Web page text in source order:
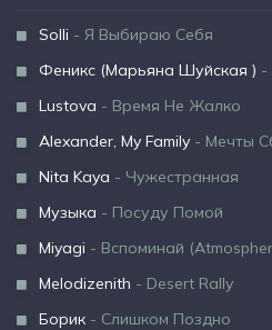
Solli - Я Выбираю Себя
Феникс (Марьяна Шуйская ) -
Lustova - Время Не Жалко
Alexander, My Family - Мечты
Nita Kaya - Чужестранная
Музыка - Посуду Помой
Miyagi - Вспоминай
Melodizenith - Desert Rally
Борик - Слишком Поздно